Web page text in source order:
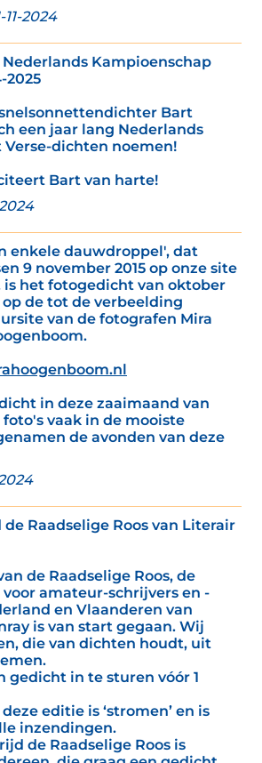
2024
Kampioenschap
2025
Bart
een jaar lang Nederlands
dichten noemen!
Bart van harte!
enkele dauwdroppel', dat
9 november 2015 op onze site
het fotogedicht van oktober
de tot de verbeelding
van de fotografen Mira
in deze zaaimaand van
foto's vaak in de mooiste
de avonden van deze
Raadselige Roos van Literair
de Raadselige Roos, de
amateur-schrijvers en -
en Vlaanderen van
is van start gegaan. Wij
die van dichten houdt, uit
gedicht in te sturen vóór 1
editie is ‘stromen’ en is
inzendingen.
de Raadselige Roos is